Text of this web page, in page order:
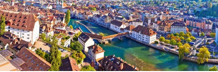
Referenzen
Jobs
Blog